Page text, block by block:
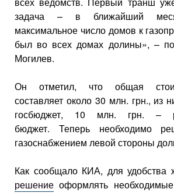
задача – в ближайший
максимальное число домов к
был во всех домах долины», –
Могилев.
Он отметил, что общая
составляет около 30 млн. грн., из
госбюджет, 10 млн. грн. –
бюджет. Теперь необходимо
газоснабжением левой стороны
Как сообщало КИА, для удобства
решение оформлять